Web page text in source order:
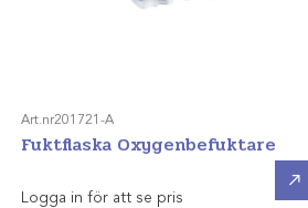
Art.nr201721-A
Fuktflaska Oxygenbefuktare
Logga in för att se pris